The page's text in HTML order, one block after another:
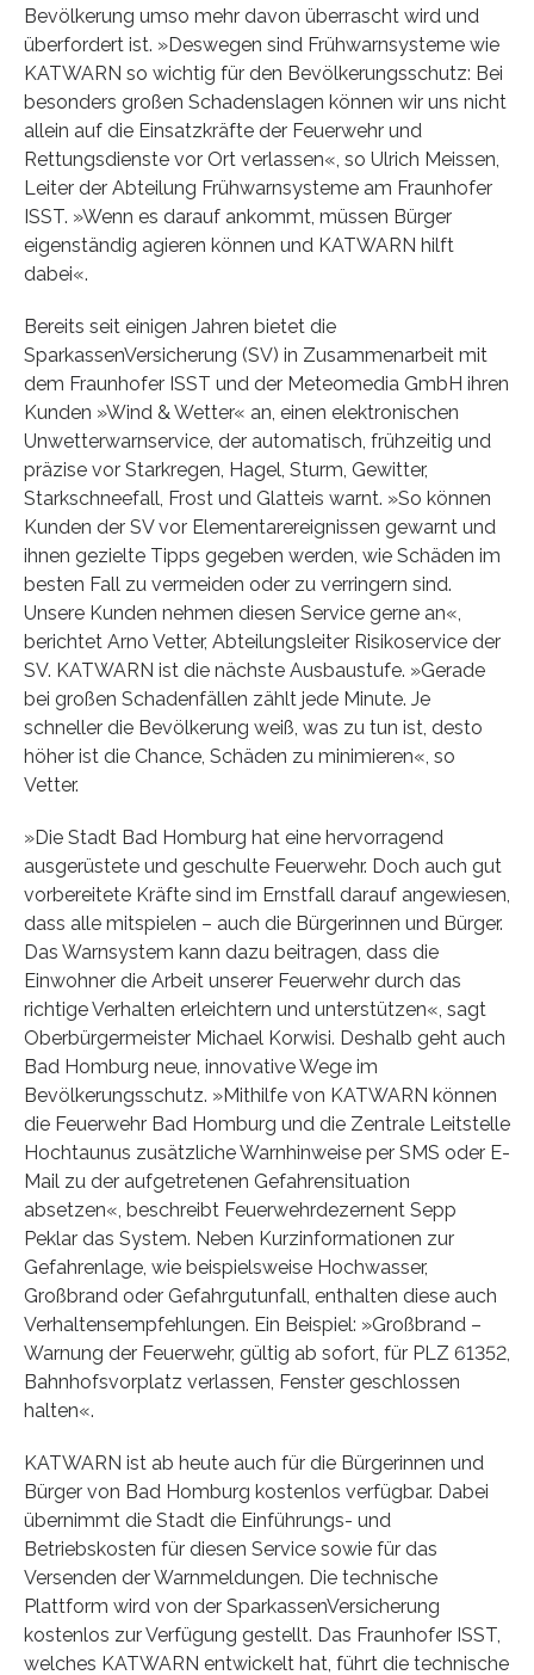
Bevölkerung umso mehr davon überrascht wird und
überfordert ist. »Deswegen sind Frühwarnsysteme wie
KATWARN so wichtig für den Bevölkerungsschutz: Bei
besonders großen Schadenslagen können wir uns nicht
allein auf die Einsatzkräfte der Feuerwehr und
Rettungsdienste vor Ort verlassen«, so Ulrich Meissen,
Leiter der Abteilung Frühwarnsysteme am Fraunhofer
ISST. »Wenn es darauf ankommt, müssen Bürger
eigenständig agieren können und KATWARN hilft
dabei«.
Bereits seit einigen Jahren bietet die
SparkassenVersicherung (SV) in Zusammenarbeit mit
dem Fraunhofer ISST und der Meteomedia GmbH ihren
Kunden »Wind & Wetter« an, einen elektronischen
Unwetterwarnservice, der automatisch, frühzeitig und
präzise vor Starkregen, Hagel, Sturm, Gewitter,
Starkschneefall, Frost und Glatteis warnt. »So können
Kunden der SV vor Elementarereignissen gewarnt und
ihnen gezielte Tipps gegeben werden, wie Schäden im
besten Fall zu vermeiden oder zu verringern sind.
Unsere Kunden nehmen diesen Service gerne an«,
berichtet Arno Vetter, Abteilungsleiter Risikoservice der
SV. KATWARN ist die nächste Ausbaustufe. »Gerade
bei großen Schadenfällen zählt jede Minute. Je
schneller die Bevölkerung weiß, was zu tun ist, desto
höher ist die Chance, Schäden zu minimieren«, so
Vetter.
»Die Stadt Bad Homburg hat eine hervorragend
ausgerüstete und geschulte Feuerwehr. Doch auch gut
vorbereitete Kräfte sind im Ernstfall darauf angewiesen,
dass alle mitspielen – auch die Bürgerinnen und Bürger.
Das Warnsystem kann dazu beitragen, dass die
Einwohner die Arbeit unserer Feuerwehr durch das
richtige Verhalten erleichtern und unterstützen«, sagt
Oberbürgermeister Michael Korwisi. Deshalb geht auch
Bad Homburg neue, innovative Wege im
Bevölkerungsschutz. »Mithilfe von KATWARN können
die Feuerwehr Bad Homburg und die Zentrale Leitstelle
Hochtaunus zusätzliche Warnhinweise per SMS oder E-
Mail zu der aufgetretenen Gefahrensituation
absetzen«, beschreibt Feuerwehrdezernent Sepp
Peklar das System. Neben Kurzinformationen zur
Gefahrenlage, wie beispielsweise Hochwasser,
Großbrand oder Gefahrgutunfall, enthalten diese auch
Verhaltensempfehlungen. Ein Beispiel: »Großbrand –
Warnung der Feuerwehr, gültig ab sofort, für PLZ 61352,
Bahnhofsvorplatz verlassen, Fenster geschlossen
halten«.
KATWARN ist ab heute auch für die Bürgerinnen und
Bürger von Bad Homburg kostenlos verfügbar. Dabei
übernimmt die Stadt die Einführungs- und
Betriebskosten für diesen Service sowie für das
Versenden der Warnmeldungen. Die technische
Plattform wird von der SparkassenVersicherung
kostenlos zur Verfügung gestellt. Das Fraunhofer ISST,
welches KATWARN entwickelt hat, führt die technische